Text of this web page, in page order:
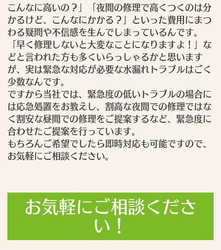
こんなに高いの？」「夜間の修理で高くつくのは分
かるけど、こんなにかかる？」といった費用にまつ
わる疑問や不信感を生んでしまっているんです。
「早く修理しないと大変なことになりますよ！」な
どと言われた方も多くいらっしゃるかと思います
が、実は緊急な対応が必要な水漏れトラブルはごく
少数なんです。
ですから当社では、緊急度の低いトラブルの場合に
は応急処置をお教えし、割高な夜間での修理ではな
く割安な昼間での修理をご提案するなど、緊急度に
合わせたご提案を行っています。
もちろんご希望でしたら即時対応も可能ですので、
お気軽にご相談ください。
お気軽にご相談くださ
い！